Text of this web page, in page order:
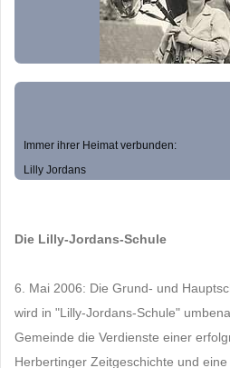
Immer ihrer Heimat verbunden:
Lilly Jordans
Die Lilly-Jordans-Schule
6. Mai 2006: Die Grund- und
wird in "Lilly-Jordans-Schule"
Gemeinde die Verdienste einer
Herbertinger Zeitgeschichte und